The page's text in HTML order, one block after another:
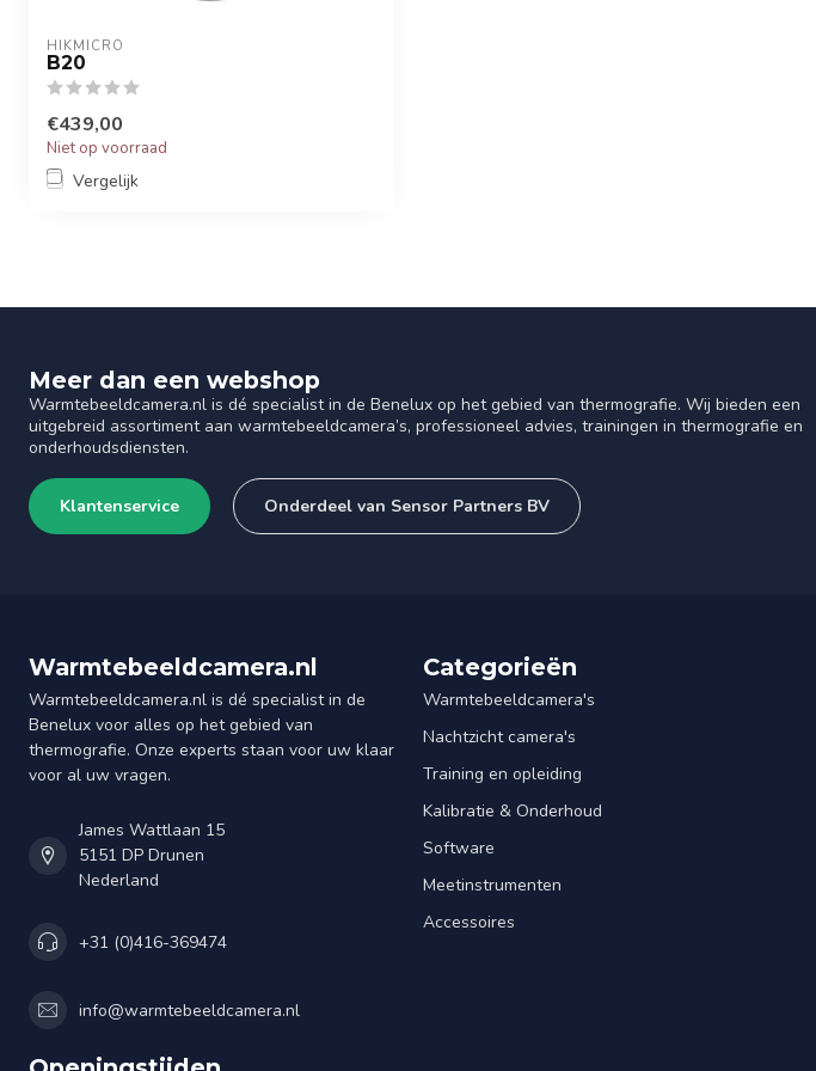
HIKMICRO
B20
€439,00
Niet op voorraad
Vergelijk
Meer dan een webshop
Warmtebeeldcamera.nl is dé specialist in de Benelux op het gebied van thermografie. Wij bieden een
uitgebreid assortiment aan warmtebeeldcamera’s, professioneel advies, trainingen in thermografie en
onderhoudsdiensten.
Klantenservice Onderdeel van Sensor Partners BV
Warmtebeeldcamera.nl
Warmtebeeldcamera.nl is dé specialist in de
Benelux voor alles op het gebied van
thermografie. Onze experts staan voor uw klaar
voor al uw vragen.
James Wattlaan 15
5151 DP Drunen
Nederland
+31 (0)416-369474
info@warmtebeeldcamera.nl
Categorieën
Warmtebeeldcamera's
Nachtzicht camera's
Training en opleiding
Kalibratie & Onderhoud
Software
Meetinstrumenten
Accessoires